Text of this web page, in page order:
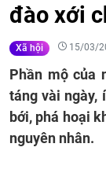
đào xới
Xã hội 15/03/
Phần mộ của
táng vài ngày,
bới, phá hoại
nguyên nhân.